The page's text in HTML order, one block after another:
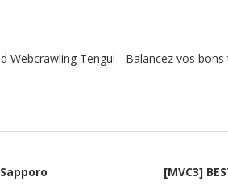
Webcrawling Tengu! - Balancez vos bons
[MVC3]